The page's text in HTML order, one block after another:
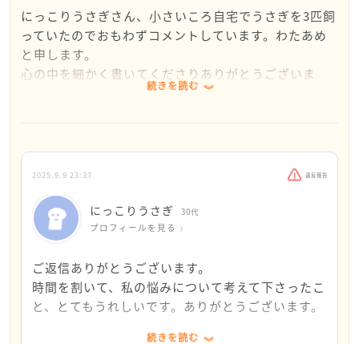
にっこりうさぎさん、小さいころ自宅でうさぎを3匹飼
っていたのでおもわずコメントしています。わたあめ
と申します。
心の中を細かく書いてくださりありがとうございま
なんのために生きているのかわからなくなってい
る・・・と冒頭に書いていますが
に比べたら、、、というものが心にあるのでしょう
か。
にっこりうさぎさんの文を読んで、私はなんのために
生きているのかな、、、と考えてみましたが、しっか
りと、これ！というのが浮かばなかったのが正直なと
続きを読む
2025.9.9 23:37 違反報告
にっこりうさぎ 30代
プロフィールを見る
ご返信ありがとうございます。
時間を割いて、私の悩みについて考えて下さったこ
と、とてもうれしいです。ありがとうございます。
続きを読む